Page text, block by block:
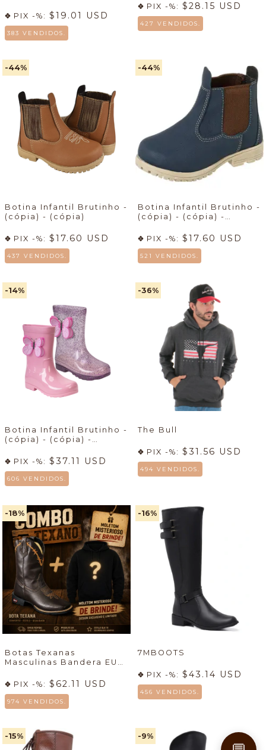
PIX -%: $19.01 USD
383 VENDIDOS.
PIX -%: $28.15 USD
427 VENDIDOS.
-44%
Botina Infantil Brutinho -
(cópia) - (cópia)
PIX -%: $17.60 USD
437 VENDIDOS.
-44%
Botina Infantil Brutinho -
(cópia) - (cópia) -
PIX -%: $17.60 USD
521 VENDIDOS.
-14%
Botina Infantil Brutinho -
(cópia) - (cópia) -
PIX -%: $37.11 USD
606 VENDIDOS.
-36%
The Bull
PIX -%: $31.56 USD
494 VENDIDOS.
-18%
Botas Texanas
Masculinas Bandera EUA
Masculina Gris Claro con
Capucha Texas - (cópia)
PIX -%: $62.11 USD
974 VENDIDOS.
-16%
7MBOOTS
PIX -%: $43.14 USD
456 VENDIDOS.
-15% -9%